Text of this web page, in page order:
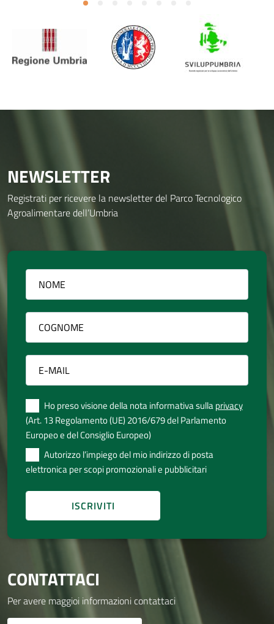
NEWSLETTER
Registrati per ricevere la newsletter del Parco Tecnologico
Agroalimentare dell’Umbria
Ho preso visione della nota informativa sullaprivacy
(Art. 13 Regolamento (UE) 2016/679 del Parlamento
Europeo e del Consiglio Europeo)
Autorizzo l’impiego del mio indirizzo di posta
elettronica per scopi promozionali e pubblicitari
CONTATTACI
Per avere maggioi informazioni contattaci